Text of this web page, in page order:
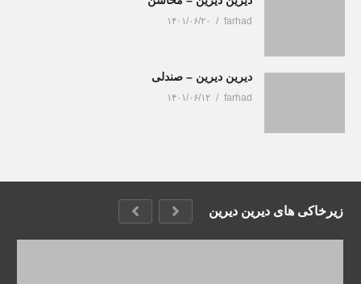
farhad ۱۴۰۱/۰۶/۲۰
دیرین دیرین – صندلی
farhad ۱۴۰۱/۰۶/۱۲
زیرخاکی های دیرین دیرین